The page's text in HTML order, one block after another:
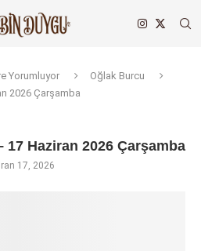
Yorumluyor
Oğlak Burcu
2026 Çarşamba
17 Haziran 2026 Çarşamba
17, 2026